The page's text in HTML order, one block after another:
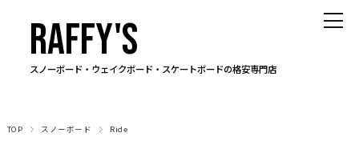
スノーボード・ウェイクボード・スケートボードの格安専門店
RAFFY'S
TOP スノーボード Ride